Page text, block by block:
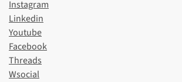
Instagram
Linkedin
Youtube
Facebook
Threads
Wsocial